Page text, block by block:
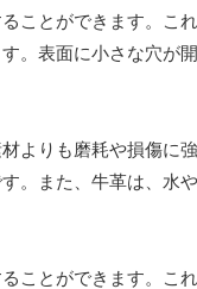
ことができます。こ
。表面に小さな穴が
よりも磨耗や損傷に
。また、牛革は、水
ことができます。こ